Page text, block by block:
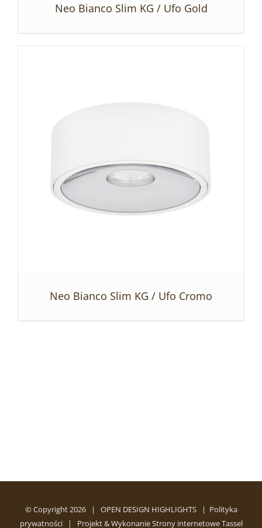
Neo Bianco Slim KG / Ufo Gold
Neo Bianco Slim KG / Ufo Cromo
© Copyright2026 | OPEN DESIGN HIGHLIGHTS | Polityka
prywatności| Projekt & WykonanieStrony internetowe Tassel